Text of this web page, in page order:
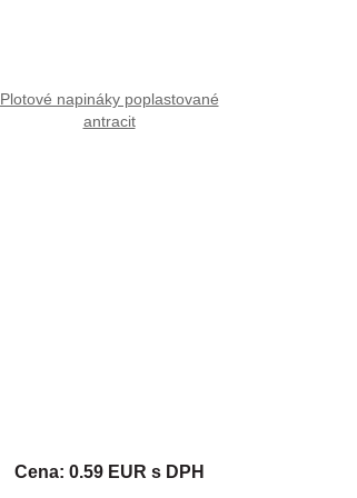
Plotové napináky poplastované
antracit
Cena: 0.59 EUR s DPH